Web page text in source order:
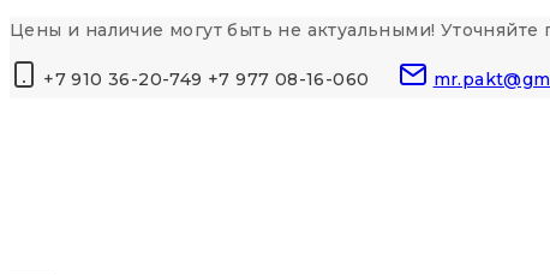
Перейти
контенту
Цены и наличие могут быть не актуальными! Уточняйте
+7 910 36-20-749 +7 977 08-16-060